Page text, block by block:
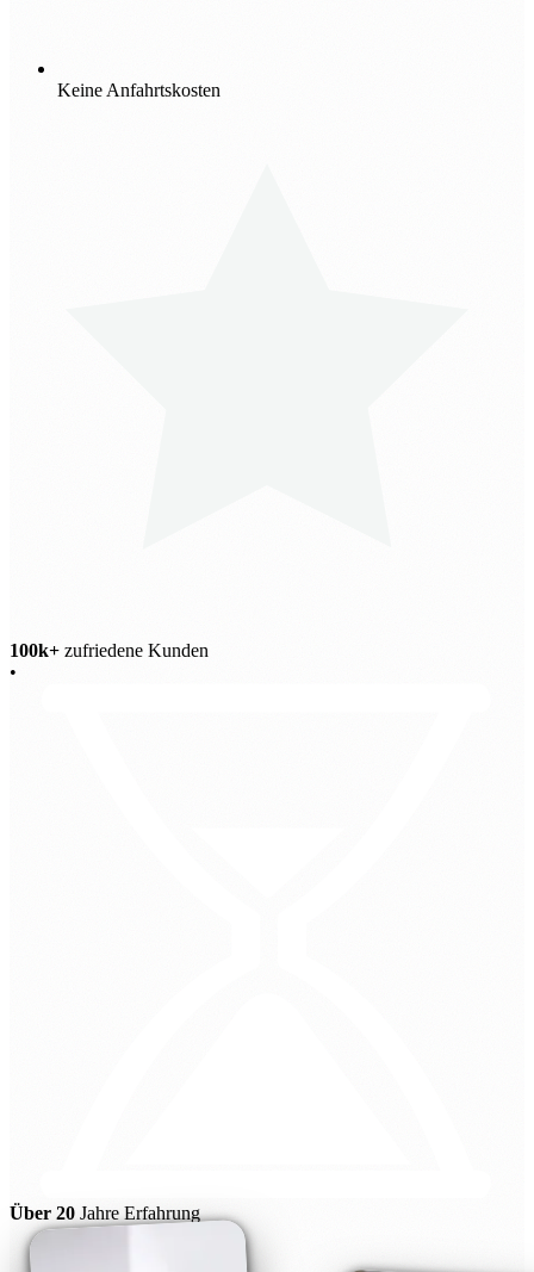
Keine Anfahrtskosten
100k+ zufriedene Kunden
•
Über 20 Jahre Erfahrung